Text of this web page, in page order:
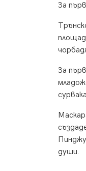
За
За
души.